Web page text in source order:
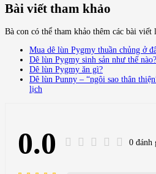
Bài viết tham khảo
Bà con có thể tham khảo thêm các bài viết
Mua dê lùn Pygmy thuần chủng ở
Dê lùn Pygmy sinh sản như thế nào?
Dê lùn Pygmy ăn gì?
Dê lùn Punny – “ngôi sao thân
lịch
0.0 0 đánh